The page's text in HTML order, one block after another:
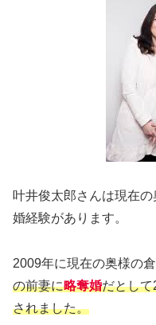
叶井俊太郎さんは現在
婚経験があります。
2009年に現在の奥様の
の前妻に略奪婚だとし
されました。